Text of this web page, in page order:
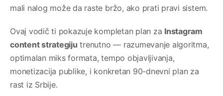
mali nalog može da raste bržo, ako prati pravi sistem.
Ovaj vodič ti pokazuje kompletan plan za Instagram
content strategiju trenutno — razumevanje algoritma,
optimalan miks formata, tempo objavljivanja,
monetizacija publike, i konkretan 90-dnevni plan za
rast iz Srbije.